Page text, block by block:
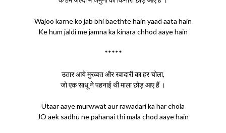
Wajoo karne ko jab bhi baethte hain yaad aata hain
Ke hum jaldi me jamna ka kinara chhod aaye hain
*****
उतार आये मुरव्वत और रवादारी का हर चोला,
जो एक साधू ने पहनाई थी माला छोड़ आए हैं ।
Utaar aaye murwwat aur rawadari ka har chola
JO aek sadhu ne pahanai thi mala chod aaye hain